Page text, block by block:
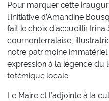
Pour marquer cette
l’initiative d’Amandine
fait le choix d’accueillir Irina
cournonterralaise,
notre patrimoine
expression à la légende du
totémique locale.
Le Maire et l’adjointe à la